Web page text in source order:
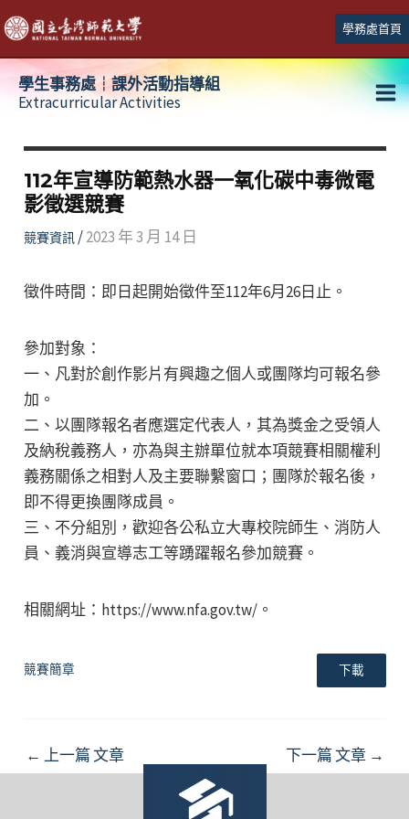
跳
至
主
學務處首頁
學生事務處┆課外活動指導組
Extracurricular Activities
112年宣導防範熱水器一氧化碳中毒微電
影徵選競賽
競賽資訊/2023 年 3 月 14 日
徵件時間：即日起開始徵件至112年6月26日止。
參加對象：
一、凡對於創作影片有興趣之個人或團隊均可報名參
加。
二、以團隊報名者應選定代表人，其為獎金之受領人
及納稅義務人，亦為與主辦單位就本項競賽相關權利
義務關係之相對人及主要聯繫窗口；團隊於報名後，
即不得更換團隊成員。
三、不分組別，歡迎各公私立大專校院師生、消防人
員、義消與宣導志工等踴躍報名參加競賽。
相關網址：https://www.nfa.gov.tw/。
競賽簡章 下載
Post
navigation
← 上一篇 文章 下一篇 文章 →